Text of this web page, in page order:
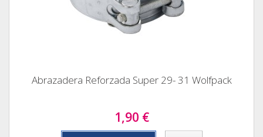
Abrazadera Reforzada Super 29- 31 Wolfpack
1,90 €